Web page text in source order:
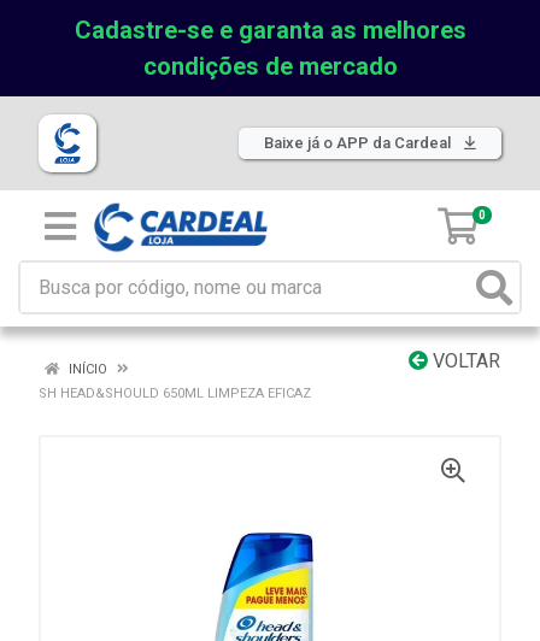
Cadastre-se e garanta as melhores
condições de mercado
Baixe já o APP da Cardeal
0
VOLTAR
INÍCIO
SH HEAD&SHOULD 650ML LIMPEZA EFICAZ